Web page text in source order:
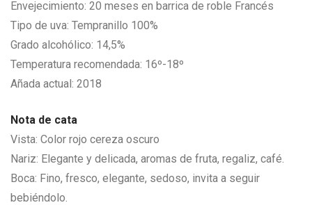
Envejecimiento: 20 meses en barrica de roble Francés
Tipo de uva: Tempranillo 100%
Grado alcohólico: 14,5%
Temperatura recomendada: 16º-18º
Añada actual: 2018
Nota de cata
Vista: Color rojo cereza oscuro
Nariz: Elegante y delicada, aromas de fruta, regaliz, café.
Boca: Fino, fresco, elegante, sedoso, invita a seguir
bebiéndolo.